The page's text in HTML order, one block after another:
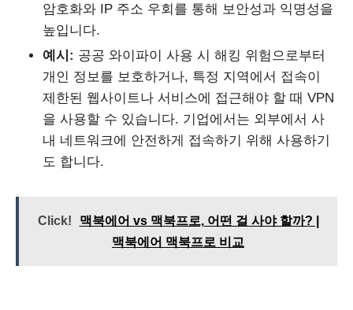
암호화와 IP 주소 우회를 통해 보안성과 익명성을
높입니다.
예시: 공공 와이파이 사용 시 해킹 위험으로부터
개인 정보를 보호하거나, 특정 지역에서 접속이
제한된 웹사이트나 서비스에 접근해야 할 때 VPN
을 사용할 수 있습니다. 기업에서는 외부에서 사
내 네트워크에 안전하게 접속하기 위해 사용하기
도 합니다.
Click!
맥북에어 vs 맥북프로, 어떤 걸 사야 할까? |
맥북에어 맥북프로 비교